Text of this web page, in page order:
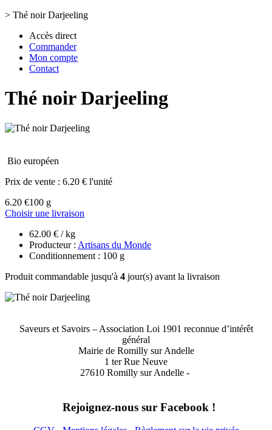
> Thé noir Darjeeling
Accès direct
Commander
Mon compte
Contact
Thé noir Darjeeling
Bio européen
Prix de vente : 6.20 € l'unité
6.20 €100 g
Choisir une livraison
62.00 € / kg
Producteur : Artisans du Monde
Conditionnement : 100 g
Produit commandable jusqu'à 4 jour(s) avant la livraison
Saveurs et Savoirs – Association Loi 1901 reconnue d’intérêt
général
Mairie de Romilly sur Andelle
1 ter Rue Neuve
27610 Romilly sur Andelle -
Rejoignez-nous sur Facebook !